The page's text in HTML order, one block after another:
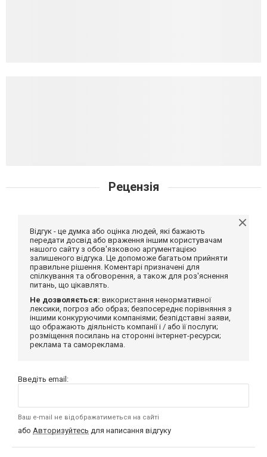
Рецензія
Відгук - це думка або оцінка людей, які бажають
передати досвід або враження іншим користувачам
нашого сайту з обов'язковою аргументацією
залишеного відгука. Це допоможе багатьом прийняти
правильне рішення. Коментарі призначені для
спілкування та обговорення, а також для роз'яснення
питань, що цікавлять.
Не дозволяється: використання ненормативної
лексики, погроз або образ; безпосереднє порівняння з
іншими конкуруючими компаніями; безпідставні заяви,
що ображають діяльність компанії і / або її послуги;
розміщення посилань на сторонні інтернет-ресурси;
реклама та самореклама.
Введіть email:
Ваш e-mail не відображатиметься на сайті
або Авторизуйтесь для написання відгуку